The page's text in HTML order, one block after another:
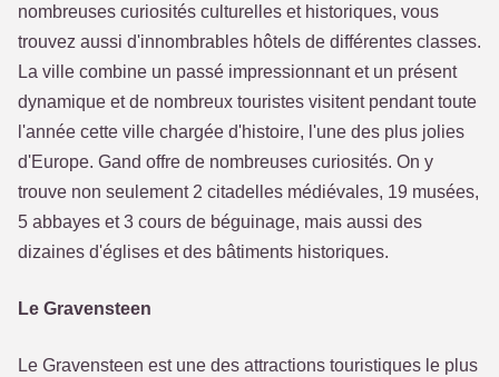
nombreuses curiosités culturelles et historiques, vous
trouvez aussi d'innombrables hôtels de différentes classes.
La ville combine un passé impressionnant et un présent
dynamique et de nombreux touristes visitent pendant toute
l'année cette ville chargée d'histoire, l'une des plus jolies
d'Europe. Gand offre de nombreuses curiosités. On y
trouve non seulement 2 citadelles médiévales, 19 musées,
5 abbayes et 3 cours de béguinage, mais aussi des
dizaines d'églises et des bâtiments historiques.
Le Gravensteen
Le Gravensteen est une des attractions touristiques le plus